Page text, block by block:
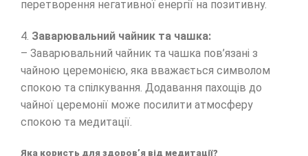
перетворення негативної енергії на позитивну.
4. Заварювальний чайник та чашка:
– Заварювальний чайник та чашка пов’язані з
чайною церемонією, яка вважається символом
спокою та спілкування. Додавання пахощів до
чайної церемонії може посилити атмосферу
спокою та медитації.
Яка користь для здоров’я від медитації?